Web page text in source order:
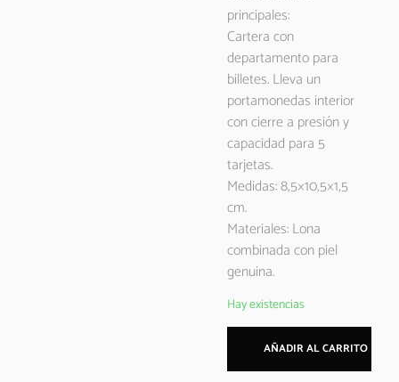
principales:
Cartera con
departamento para
billetes. Lleva un
portamonedas interior
con cierre a presión y
capacidad para 5
tarjetas.
Medidas: 8,5×10,5×1,5
cm.
Materiales: Lona
combinada con piel
genuina.
Hay existencias
AÑADIR AL CARRITO